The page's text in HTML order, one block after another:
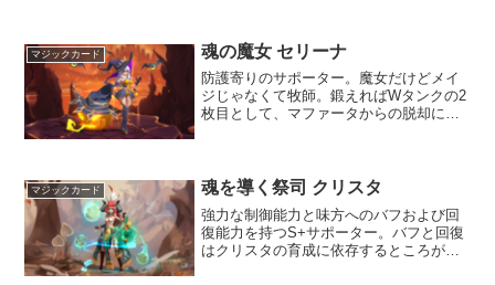
マジックカード 魂の魔女 セリーナ
防護寄りのサポーター。魔女だけどメイ
ジじゃなくて牧師。鍛えればWタンクの2
枚目として、マファータからの脱却にも
ンクの戦士ほど固くはな...
マジックカード 魂を導く祭司 クリスタ
強力な制御能力と味方へのバフおよび回
復能力を持つS+サポーター。バフと回復
はクリスタの育成に依存するところが大